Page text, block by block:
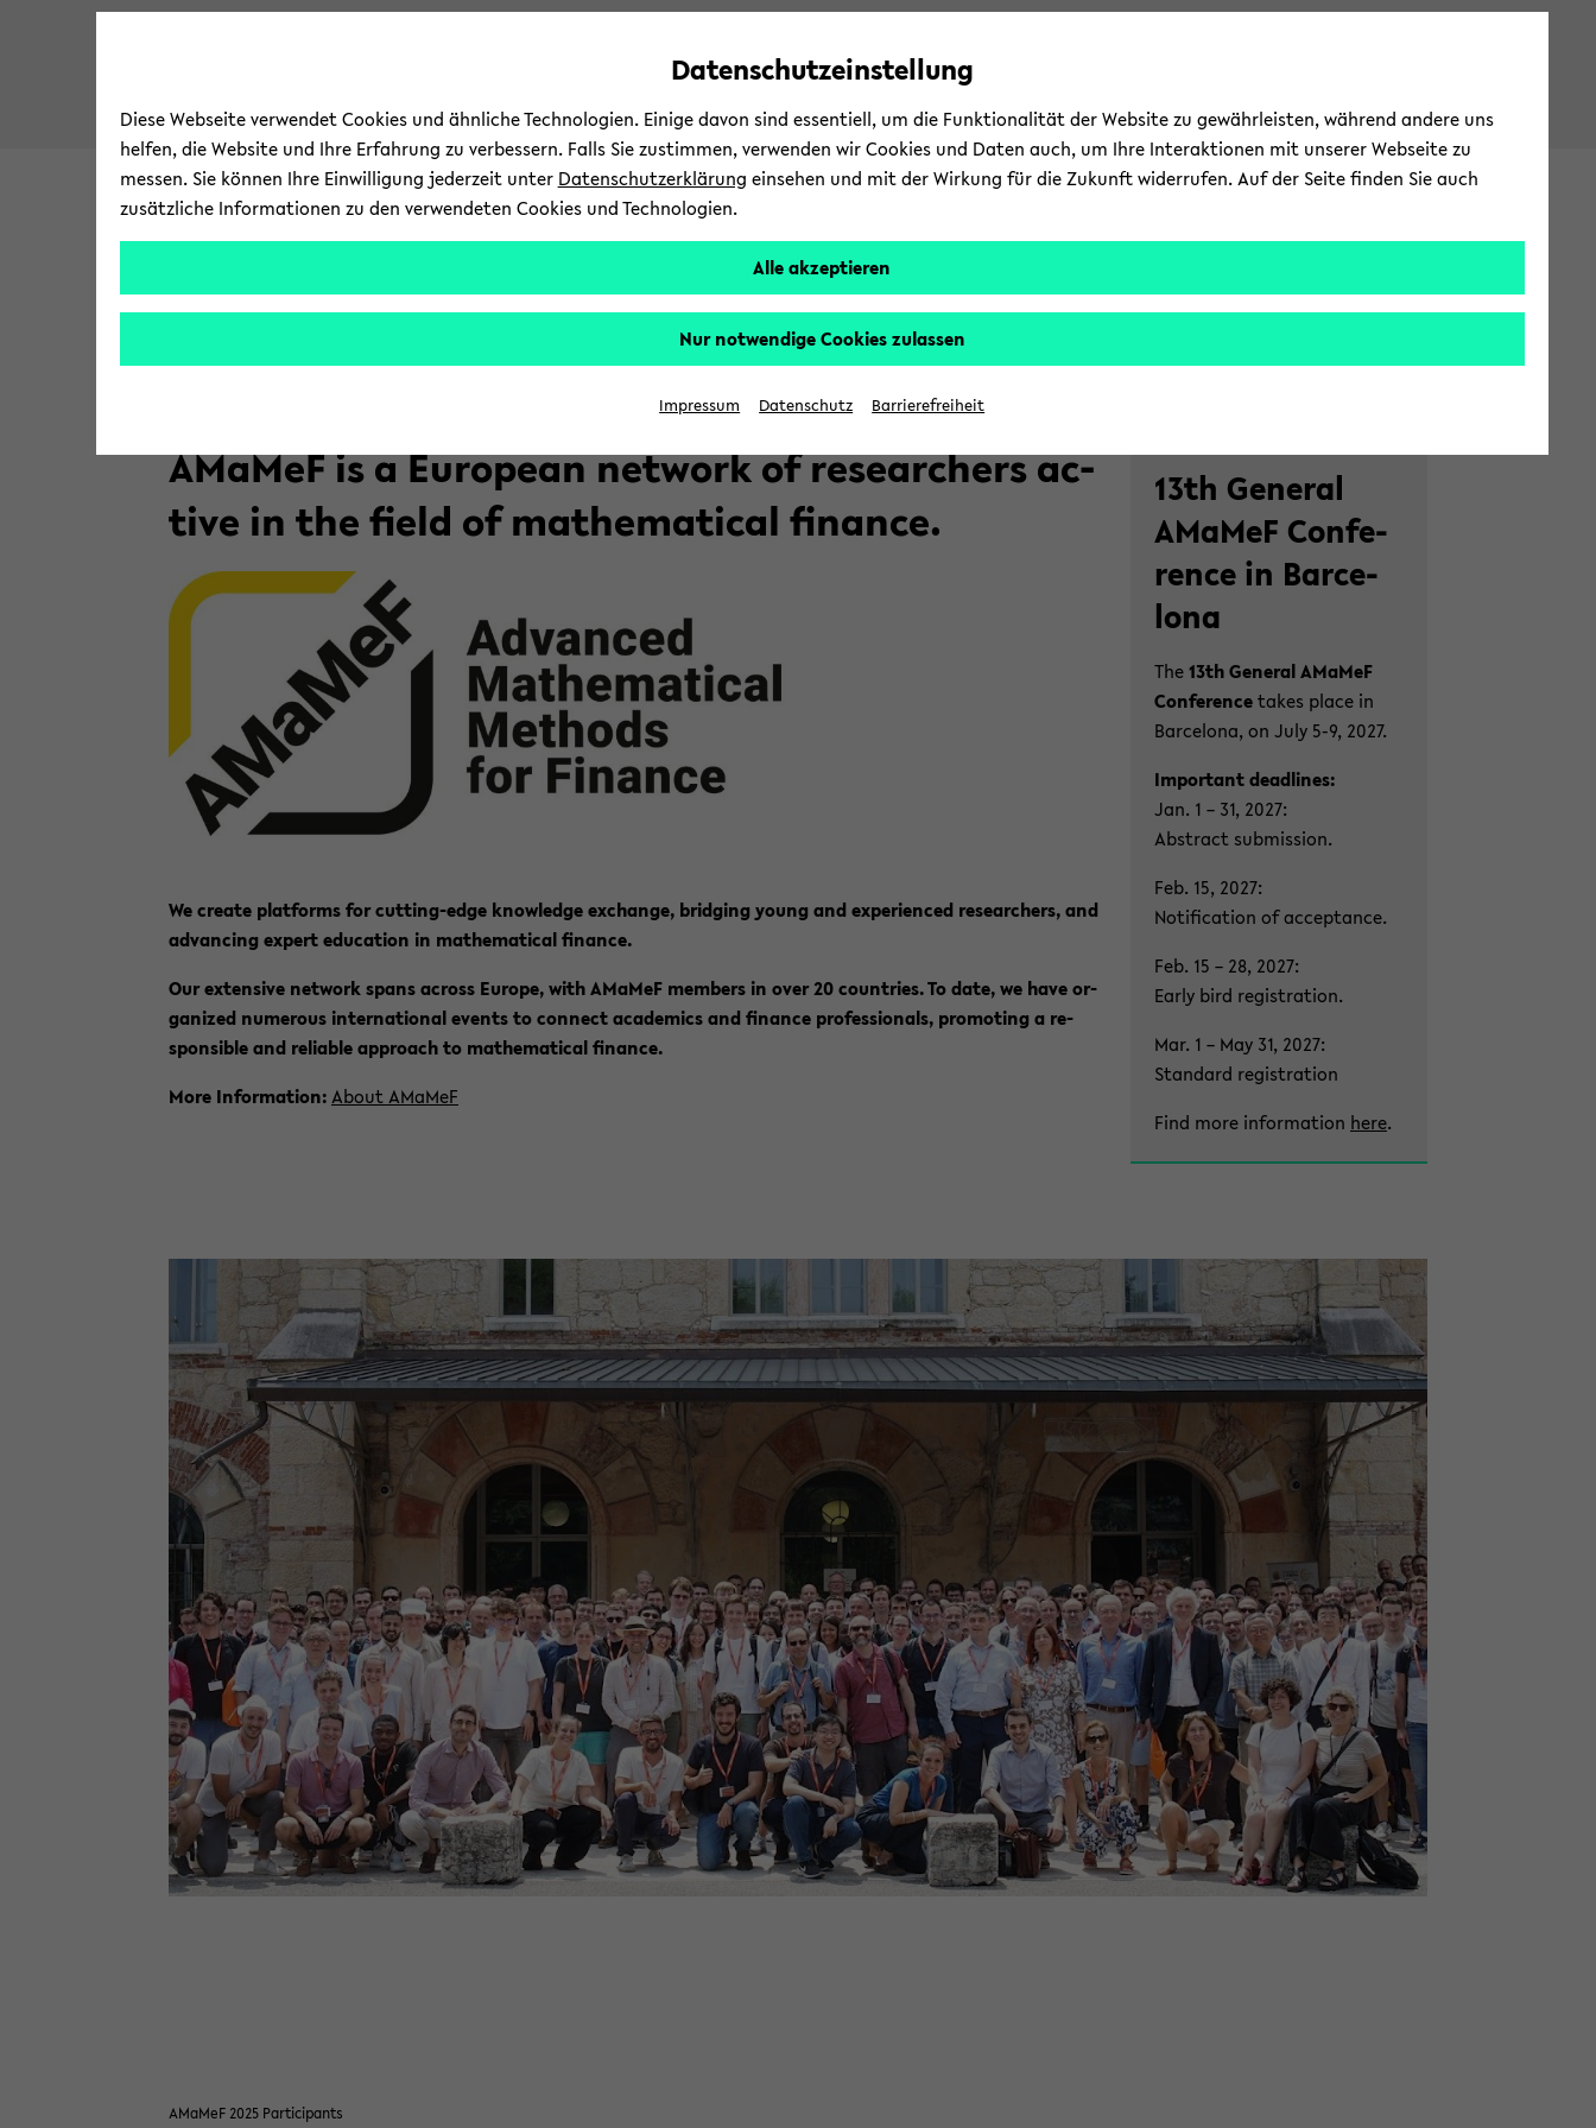
Automatische
vermeiden
zum
wechseln
zum
wechseln
zum
wechseln
About An­noun­ce­ments
Wel­co­me to AMa­MeF
Zum
Haupt­
halt
Sek­
wech­
seln
13th Ge­ne­ral
AMa­MeF Con­fe­
rence in Bar­ce­
lo­na
The13th Ge­ne­ral AMa­MeF
Con­fe­rencetakes place in
Bar­ce­lo­na, on July 5-9, 2027.
Im­portant dead­lines:
Jan. 1 – 31, 2027:
Abs­tract sub­mis­si­on.
Feb. 15, 2027:
No­ti­fi­ca­ti­on of ac­cep­t­ance.
Feb. 15 – 28, 2027:
Early bird re­gis­tra­ti­on.
Mar. 1 – May 31, 2027:
Stan­dard re­gis­tra­ti­on
Find more in­for­ma­ti­on here.
AMa­MeF is a Eu­ropean net­work of re­se­ar­chers ac­
ti­ve in the field of ma­the­ma­ti­cal fi­nan­ce.
We crea­te plat­forms for cutting-​edge know­ledge exchan­ge, brid­ging young and ex­pe­ri­en­ced re­se­ar­chers, and
ad­van­cing ex­pert edu­ca­ti­on in ma­the­ma­ti­cal fi­nan­ce.
Our ex­ten­si­ve net­work spans across Eu­ro­pe, with AMa­MeF mem­bers in over 20 coun­tries. To date, we have or­
ga­ni­zed nu­merous in­ter­na­tio­nal events to con­nect aca­de­mics and fi­nan­ce pro­fes­sio­nals, pro­mo­ting a re­
spon­si­ble and re­li­a­ble ap­proach to ma­the­ma­ti­cal fi­nan­ce.
More In­for­ma­ti­on:About AMa­MeF
AMa­MeF 2025 Par­ti­ci­pants
Datenschutzeinstellung
Diese Webseite verwendet Cookies und ähnliche Technologien. Einige davon sind essentiell, um die Funktionalität der Website zu gewährleisten, während andere uns
helfen, die Website und Ihre Erfahrung zu verbessern. Falls Sie zustimmen, verwenden wir Cookies und Daten auch, um Ihre Interaktionen mit unserer Webseite zu
messen. Sie können Ihre Einwilligung jederzeit unter Datenschutzerklärung einsehen und mit der Wirkung für die Zukunft widerrufen. Auf der Seite finden Sie auch
zusätzliche Informationen zu den verwendeten Cookies und Technologien.
Alle akzeptieren
Nur notwendige Cookies zulassen
Impressum Datenschutz Barrierefreiheit